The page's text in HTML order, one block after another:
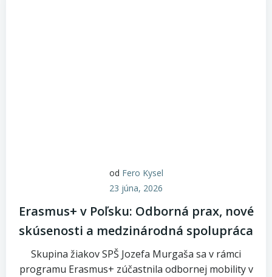
od Fero Kysel
23 júna, 2026
Erasmus+ v Poľsku: Odborná prax, nové
skúsenosti a medzinárodná spolupráca
Skupina žiakov SPŠ Jozefa Murgaša sa v rámci
programu Erasmus+ zúčastnila odbornej mobility v